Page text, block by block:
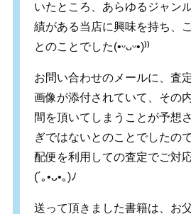
いたところ、あらゆるジャン
績がある当店に興味を持ち、
とのことでした(•ᵕᴗᵕ•)⁾⁾
お問い合わせのメールに、査
画像が添付されていて、その
間を頂いてしまうことが予想
ぎではないとのことでしたの
配便を利用しての査定でご対
(´｡•ᴗ•｡)ﾉ
送って頂きました書籍は、お